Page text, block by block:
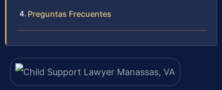
Preguntas Frecuentes